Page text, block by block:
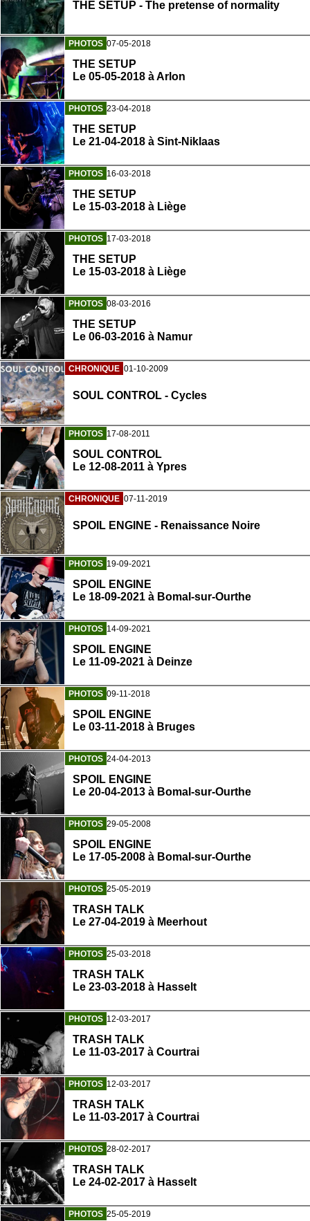
THE SETUP - The pretense of normality
PHOTOS 07-05-2018
THE SETUP
Le 05-05-2018 à Arlon
PHOTOS 23-04-2018
THE SETUP
Le 21-04-2018 à Sint-Niklaas
PHOTOS 16-03-2018
THE SETUP
Le 15-03-2018 à Liège
PHOTOS 17-03-2018
THE SETUP
Le 15-03-2018 à Liège
PHOTOS 08-03-2016
THE SETUP
Le 06-03-2016 à Namur
CHRONIQUE 01-10-2009
SOUL CONTROL - Cycles
PHOTOS 17-08-2011
SOUL CONTROL
Le 12-08-2011 à Ypres
CHRONIQUE 07-11-2019
SPOIL ENGINE - Renaissance Noire
PHOTOS 19-09-2021
SPOIL ENGINE
Le 18-09-2021 à Bomal-sur-Ourthe
PHOTOS 14-09-2021
SPOIL ENGINE
Le 11-09-2021 à Deinze
PHOTOS 09-11-2018
SPOIL ENGINE
Le 03-11-2018 à Bruges
PHOTOS 24-04-2013
SPOIL ENGINE
Le 20-04-2013 à Bomal-sur-Ourthe
PHOTOS 29-05-2008
SPOIL ENGINE
Le 17-05-2008 à Bomal-sur-Ourthe
PHOTOS 25-05-2019
TRASH TALK
Le 27-04-2019 à Meerhout
PHOTOS 25-03-2018
TRASH TALK
Le 23-03-2018 à Hasselt
PHOTOS 12-03-2017
TRASH TALK
Le 11-03-2017 à Courtrai
PHOTOS 12-03-2017
TRASH TALK
Le 11-03-2017 à Courtrai
PHOTOS 28-02-2017
TRASH TALK
Le 24-02-2017 à Hasselt
PHOTOS 25-05-2019